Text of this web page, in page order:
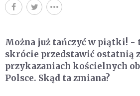
Można już tańczyć w piątki! -
skrócie przedstawić ostatnią
przykazaniach kościelnych
Polsce. Skąd ta zmiana?